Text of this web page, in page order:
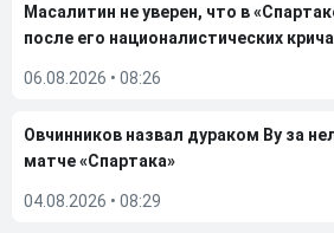
Масалитин не уверен, что в
после его националистических
06.08.2026 • 08:26
Овчинников назвал дураком Ву за
матче «Спартака»
04.08.2026 • 08:29